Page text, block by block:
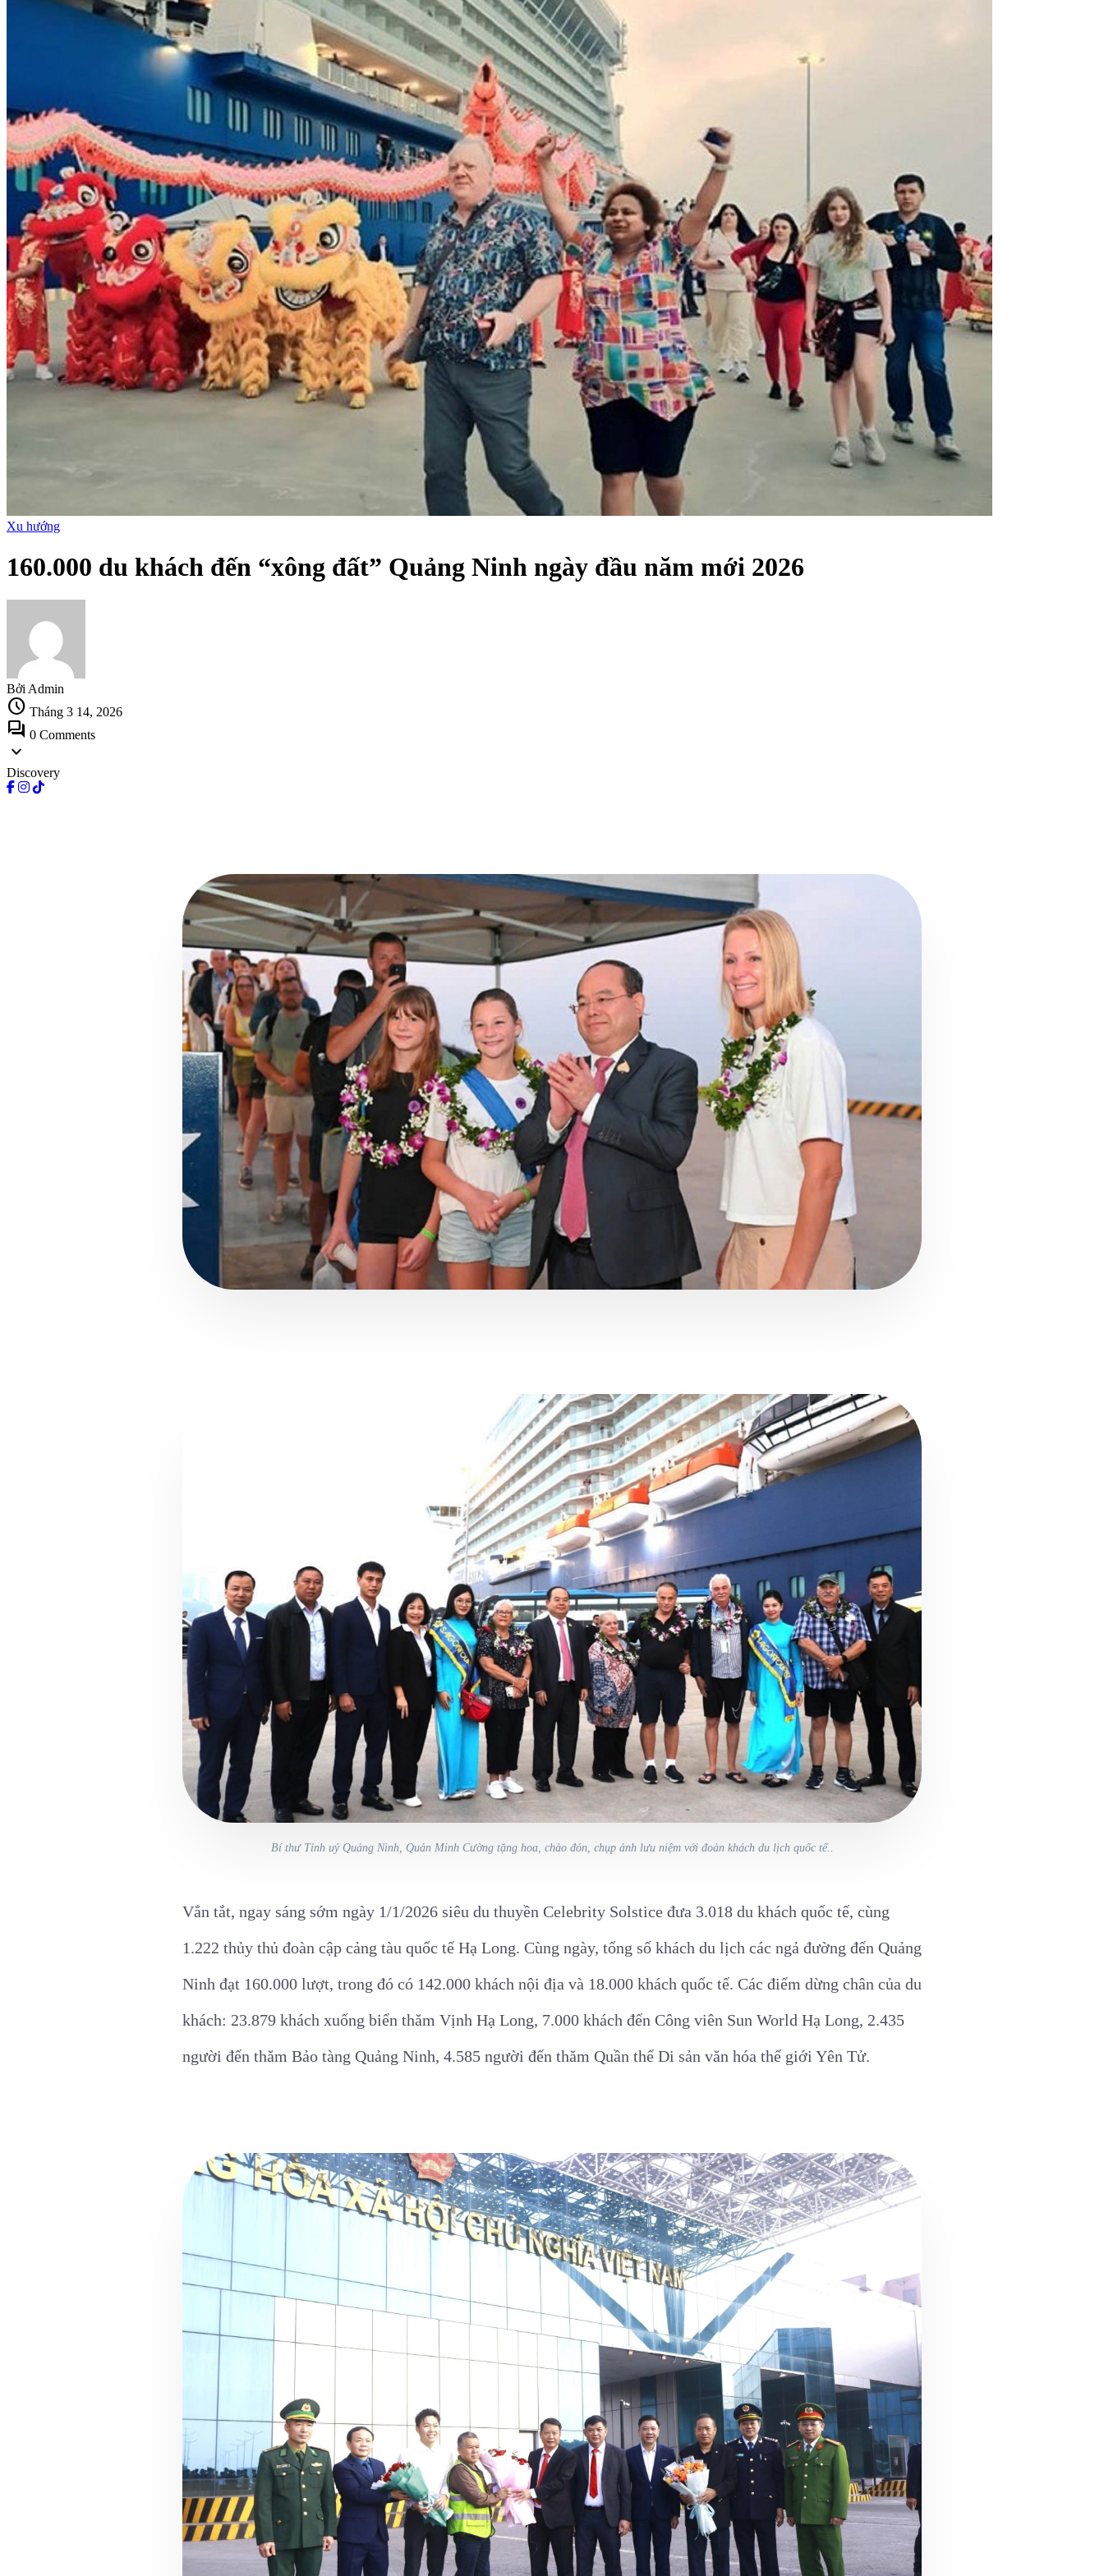
Xu hướng
160.000 du khách đến “xông đất” Quảng Ninh ngày đầu năm mới 2026
Bởi Admin
schedule Tháng 3 14, 2026
forum 0 Comments
expand_more
Discovery
Bí thư Tỉnh uỷ Quảng Ninh, Quản Minh Cường tặng hoa, chào đón, chụp ảnh lưu niệm với đoàn khách du lịch quốc tế..
Vắn tắt, ngay sáng sớm ngày 1/1/2026 siêu du thuyền Celebrity Solstice đưa 3.018 du khách quốc tế, cùng
1.222 thủy thủ đoàn cập cảng tàu quốc tế Hạ Long. Cùng ngày, tổng số khách du lịch các ngả đường đến Quảng
Ninh đạt 160.000 lượt, trong đó có 142.000 khách nội địa và 18.000 khách quốc tế. Các điểm dừng chân của du
khách: 23.879 khách xuống biển thăm Vịnh Hạ Long, 7.000 khách đến Công viên Sun World Hạ Long, 2.435
người đến thăm Bảo tàng Quảng Ninh, 4.585 người đến thăm Quần thể Di sản văn hóa thế giới Yên Tử.